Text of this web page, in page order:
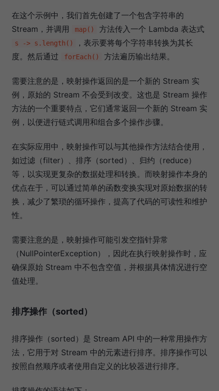
在这个示例中，我们首先创建了一个包含字符串的
Stream，并调用
map() 方法传入一个 Lambda 表达式
s -> s.length()
，表示要将每个字符串转换为其长
度。然后通过
forEach() 方法遍历输出结果。
需要注意的是，映射操作返回的是一个新的 Stream 实
例，原始的 Stream 不会受到改变。这也是 Stream 操作
方法的一个重要特点，它们通常返回一个新的 Stream 实
例，以便进行链式调用和组合多个操作步骤。
在实际应用中，映射操作可以与其他操作方法结合使用，
如过滤（filter）、排序（sorted）、归约（reduce）
等，以实现更复杂的数据处理和转换。而映射操作本身的
优点在于，可以通过简单的函数变换实现对原始数据的转
换，减少了繁琐的循环操作，提高了代码的可读性和维护
性。
需要注意的是，映射操作可能引发空指针异常
（NullPointerException），因此在执行映射操作时，应
确保原始 Stream 中不包含空值，并根据具体情况进行空
值处理。
排序操作（sorted）
排序操作（sorted）是 Stream API 中的一种常用操作方
法，它用于对 Stream 中的元素进行排序。排序操作可以
按照自然顺序或者使用自定义的比较器进行排序。